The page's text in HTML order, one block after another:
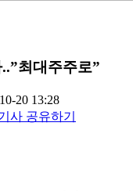
최대주주로”
20 13:28
사 공유하기